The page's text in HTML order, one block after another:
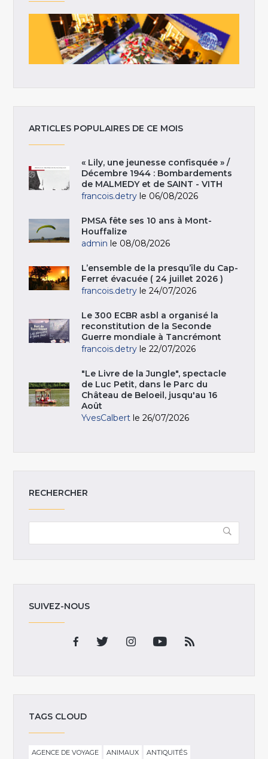
ARTICLES POPULAIRES DE CE MOIS
« Lily, une jeunesse confisquée » /
Décembre 1944 : Bombardements
de MALMEDY et de SAINT - VITH
francois.detry le 06/08/2026
PMSA fête ses 10 ans à Mont-
Houffalize
admin le 08/08/2026
L’ensemble de la presqu’île du Cap-
Ferret évacuée ( 24 juillet 2026 )
francois.detry le 24/07/2026
Le 300 ECBR asbl a organisé la
reconstitution de la Seconde
Guerre mondiale à Tancrémont
francois.detry le 22/07/2026
"Le Livre de la Jungle", spectacle
de Luc Petit, dans le Parc du
Château de Beloeil, jusqu'au 16
Août
YvesCalbert le 26/07/2026
RECHERCHER
SUIVEZ-NOUS
TAGS CLOUD
AGENCE DE VOYAGE ANIMAUX
ANTIQUITÉS